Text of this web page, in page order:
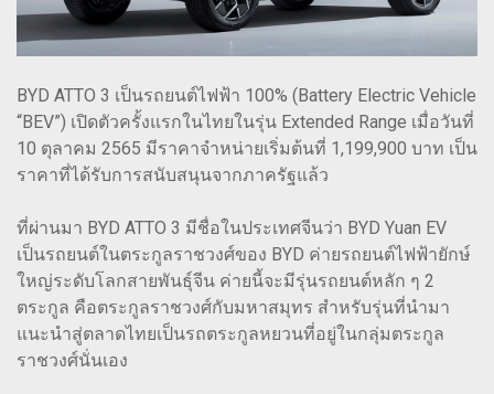
BYD ATTO 3 เป็นรถยนต์ไฟฟ้า 100% (Battery Electric Vehicle
“BEV”) เปิดตัวครั้งแรกในไทยในรุ่น Extended Range เมื่อวันที่
10 ตุลาคม 2565 มีราคาจำหน่ายเริ่มต้นที่ 1,199,900 บาท เป็น
ราคาที่ได้รับการสนับสนุนจากภาครัฐแล้ว
ที่ผ่านมา BYD ATTO 3 มีชื่อในประเทศจีนว่า BYD Yuan EV
เป็นรถยนต์ในตระกูลราชวงศ์ของ BYD ค่ายรถยนต์ไฟฟ้ายักษ์
ใหญ่ระดับโลกสายพันธุ์จีน ค่ายนี้จะมีรุ่นรถยนต์หลัก ๆ 2
ตระกูล คือตระกูลราชวงศ์กับมหาสมุทร สำหรับรุ่นที่นำมา
แนะนำสู่ตลาดไทยเป็นรถตระกูลหยวนที่อยู่ในกลุ่มตระกูล
ราชวงศ์นั่นเอง